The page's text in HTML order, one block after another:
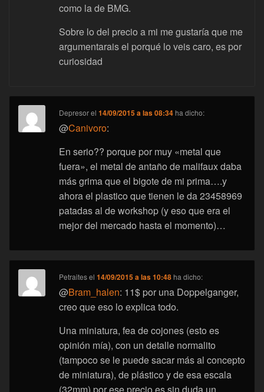
como la de BMG.
Sobre lo del precio a mi me gustaría que me
argumentarais el porqué lo veis caro, es por
curiosidad
Depresorel14/09/2015 a las 08:34 ha dicho:
@Canivoro:
En serio?? porque por muy «metal que
fuera», el metal de antaño de malifaux daba
más grima que el bigote de mi prima….y
ahora el plastico que tienen le da 23458969
patadas al de workshop (y eso que era el
mejor del mercado hasta el momento)…
Petraitesel14/09/2015 a las 10:48 ha dicho:
@Bram_halen: 11$ por una Doppelganger,
creo que eso lo explica todo.
Una miniatura, fea de cojones (esto es
opinión mía), con un detalle normalito
(tampoco se le puede sacar más al concepto
de miniatura), de plástico y de esa escala